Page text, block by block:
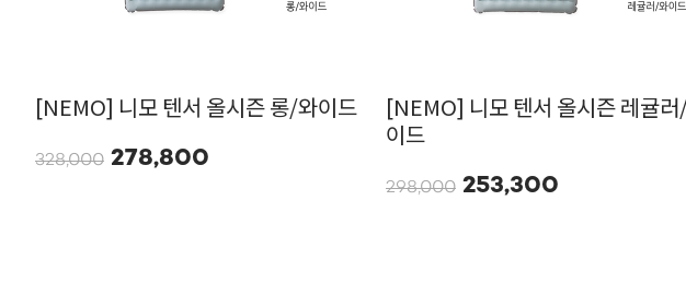
[NEMO] 니모 텐서 올시즌 롱/와이드
328,000 278,800
[NEMO] 니모 텐서 올시즌 레귤
이드
298,000 253,300